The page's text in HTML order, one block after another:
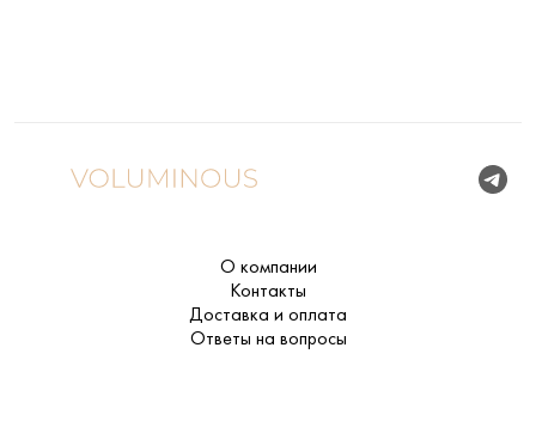
О компании
Контакты
Доставка и оплата
Ответы на вопросы